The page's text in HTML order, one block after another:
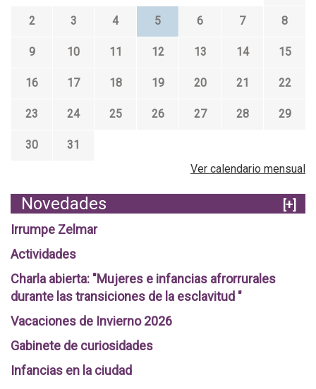
2 3 4 5 6 7 8
9 10 11 12 13 14 15
16 17 18 19 20 21 22
23 24 25 26 27 28 29
30
31
Ver calendario mensual
Novedades
[+]
Irrumpe Zelmar
Actividades
Charla abierta: "Mujeres e infancias afrorrurales
durante las transiciones de la esclavitud "
Vacaciones de Invierno 2026
Gabinete de curiosidades
Infancias en la ciudad